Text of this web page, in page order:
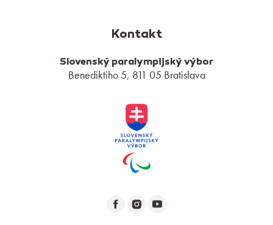
Kontakt
Slovenský paralympijský výbor
Benediktiho 5, 811 05 Bratislava